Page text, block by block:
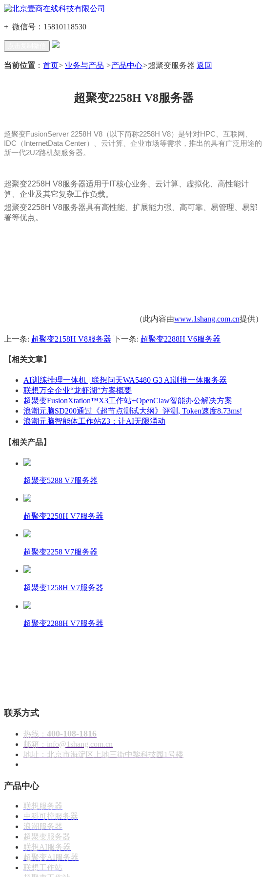
+ 微信号： 15810118530
当前位置 ： 首页> 业务与产品 >产品中心>超聚变服务器 返回
超聚变2258H V8服务器
超聚变FusionServer 2258H V8（以下简称2258H V8）是针对HPC、互联网、
IDC（InternetData Center）、云计算、企业市场等需求，推出的具有广泛用途的
新一代2U2路机架服务器。
超聚变2258H V8服务器适用于IT核心业务、云计算、虚拟化、高性能计
算、企业及其它复杂工作负载。
超聚变2258H V8服务器具有高性能、扩展能力强、高可靠、易管理、易部
署等优点。
（此内容由www.1shang.com.cn提供）
上一条: 超聚变2158H V8服务器 下一条: 超聚变2288H V6服务器
【相关文章】
AI训练推理一体机 | 联想问天WA5480 G3 AI训推一体服务器
联想万全企业“龙虾湖”方案概要
超聚变FusionXtation™X3工作站+OpenClaw智能办公解决方案
浪潮元脑SD200通过《超节点测试大纲》评测, Token速度8.73ms!
浪潮元脑智能体工作站Z3：让AI无限涌动
【相关产品】
超聚变5288 V7服务器
超聚变2258H V7服务器
超聚变2258 V7服务器
超聚变1258H V7服务器
超聚变2288H V7服务器
联系方式
热线： 400-108-1816
邮箱：info@1shang.com.cn
地址：北京市海淀区上地三街中黎科技园1号楼
产品中心
联想服务器
中科可控服务器
浪潮服务器
超聚变服务器
联想AI服务器
超聚变AI服务器
联想工作站